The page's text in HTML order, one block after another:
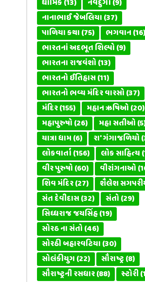
ધાર્મિક(13) નવદુર્ગા(9)
નાનાભાઈ જેબલિયા(37)
પાળિયા કથા(75) ભગવાન(16)
ભારતનાં અદભૂત શિલ્પો(9)
ભારતના રાજવંશો(13)
ભારતનો ઈતિહાસ(11)
ભારતનો ભવ્ય મંદિર વારસો(37)
મંદિર(155) મહાન ઋષિઓ(20)
મહાપુરુષો(26) મહા સતીઓ
યાત્રા ધામ(6) રા' ગંગાજળિયો
લોકવાર્તા(156) લોક સાહિત્ય
વીર પુરુષો(60) વીરાંગનાઓ
શિવ મંદિર(27) શૈલેશ
સંત દેવીદાસ(32) સંતો(29)
સિધ્ધરાજ જયસિંહ(19)
સોરઠ ના સંતો(46)
સોરઠી બહારવટિયા(30)
સોલંકીયુગ(22) સૌરાષ્ટ્ર(8)
સૌરાષ્ટ્રની રસધાર(88) સ્ટોરી